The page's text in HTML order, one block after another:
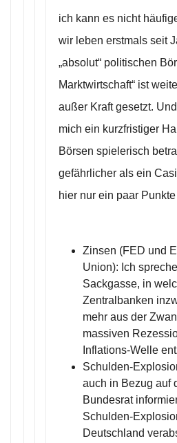
ich kann es nicht
wir leben erstmals seit
„absolut“ politischen
Marktwirtschaft“ ist
außer Kraft gesetzt.
mich ein kurzfristiger
Börsen spielerisch
gefährlicher als ein
hier nur ein paar Punkte
Zinsen (FED und
Union): Ich
Sackgasse, in
Zentralbanken
mehr aus der
massiven
Inflations-Welle
Schulden-
auch in Bezug auf
Bundesrat
Schulden-
Deutschland